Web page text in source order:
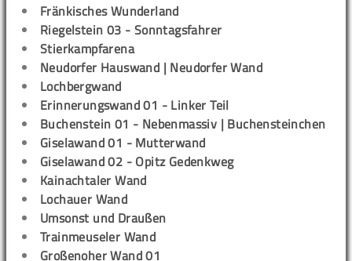
Fränkisches Wunderland
Riegelstein 03 - Sonntagsfahrer
Stierkampfarena
Neudorfer Hauswand | Neudorfer Wand
Lochbergwand
Erinnerungswand 01 - Linker Teil
Buchenstein 01 - Nebenmassiv | Buchensteinchen
Giselawand 01 - Mutterwand
Giselawand 02 - Opitz Gedenkweg
Kainachtaler Wand
Lochauer Wand
Umsonst und Draußen
Trainmeuseler Wand
Großenoher Wand 01